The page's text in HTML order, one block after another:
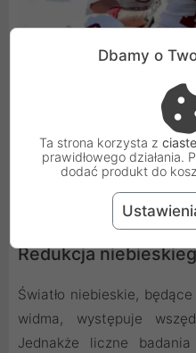
Redukcja
Światło niebieskie,
widma, występuje
Jednakże liczne
Dbamy o
Ta strona korzysta z
prawidłowego działania.
dodać produkt do